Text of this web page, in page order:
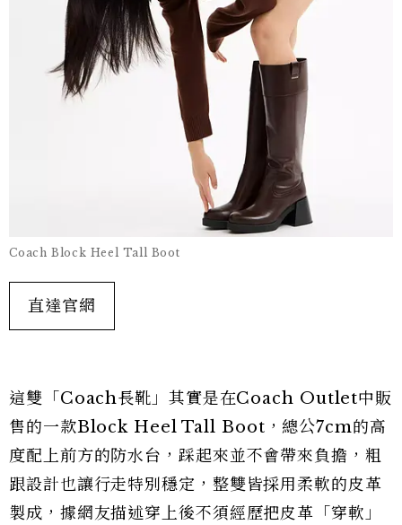
Coach Block Heel Tall Boot
直達官網
這雙「Coach長靴」其實是在Coach Outlet中販
售的一款Block Heel Tall Boot，總公7cm的高
度配上前方的防水台，踩起來並不會帶來負擔，粗
跟設計也讓行走特別穩定，整雙皆採用柔軟的皮革
製成，據網友描述穿上後不須經歷把皮革「穿軟」